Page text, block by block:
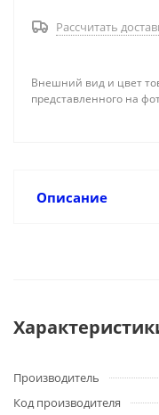
Рассчитать
Внешний вид и цвет
представленного на
Описание
Производитель
Код производителя